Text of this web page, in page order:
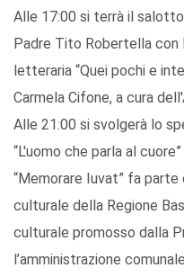
Alle 17:00 si terrà il
Padre Tito Robertella con
letteraria “Quei pochi e
Carmela Cifone, a cura
Alle 21:00 si svolgerà lo
“L'uomo che parla al
“Memorare Iuvat” fa
culturale della Regione
culturale promosso dalla
l’amministrazione